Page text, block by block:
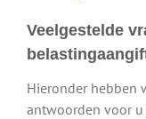
Veelgestelde
Hieronder hebben
antwoorden voor